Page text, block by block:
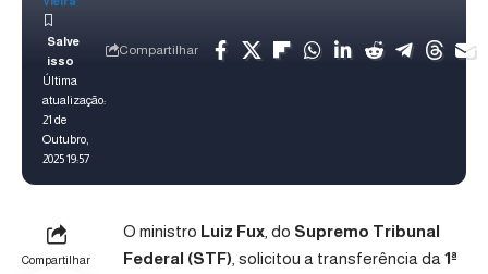
Última
atualização:
21 de
Outubro,
2025 19:57
Compartilhar
Compartilhar
O ministro Luiz Fux , do Supremo Tribunal
Federal (STF) , solicitou a transferência da 1ª